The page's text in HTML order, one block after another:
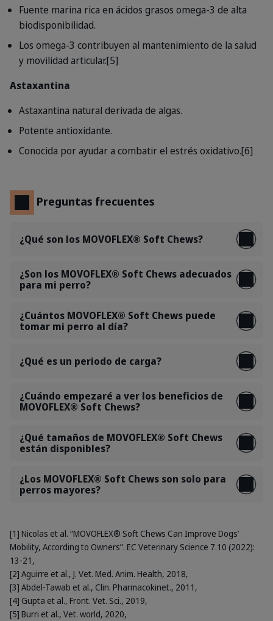
Fuente marina rica en ácidos grasos omega-3 de alta
biodisponibilidad.
Los omega-3 contribuyen al mantenimiento de la salud
y movilidad articular.[5]
Astaxantina
Astaxantina natural derivada de algas.
Potente antioxidante.
Conocida por ayudar a combatir el estrés oxidativo.[6]
Preguntas frecuentes
¿Qué son los MOVOFLEX® Soft Chews?
¿Son los MOVOFLEX® Soft Chews adecuados
para mi perro?
¿Cuántos MOVOFLEX® Soft Chews puede
tomar mi perro al día?
¿Qué es un periodo de carga?
¿Cuándo empezaré a ver los beneficios de
MOVOFLEX® Soft Chews?
¿Qué tamaños de MOVOFLEX® Soft Chews
están disponibles?
¿Los MOVOFLEX® Soft Chews son solo para
perros mayores?
[1] Nicolas et al. “MOVOFLEX® Soft Chews Can Improve Dogs’
Mobility, According to Owners”. EC Veterinary Science 7.10 (2022):
13-21,
[2] Aguirre et al., J. Vet. Med. Anim. Health, 2018,
[3] Abdel-Tawab et al., Clin. Pharmacokinet., 2011,
[4] Gupta et al., Front. Vet. Sci., 2019,
[5] Burri et al., Vet. world, 2020,